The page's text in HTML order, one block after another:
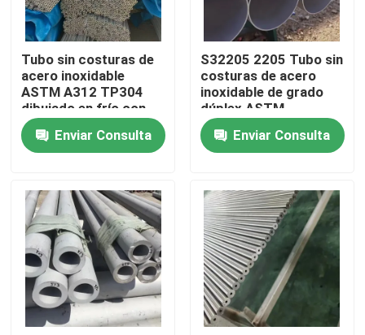
En casa
Los vídeos
Sobre nosotros
recorrido por la fábrica
Tubo sin costuras de
acero inoxidable
ASTM A312 TP304
dibujado en frío con
tratamiento de
superficie de
decapado OD 6-114
Enviar Consulta
S32205 2205 Tubo sin
costuras de acero
inoxidable de grado
dúplex ASTM
A790/790M Tubo
resistente a la
corrosión de alta
Enviar Consulta